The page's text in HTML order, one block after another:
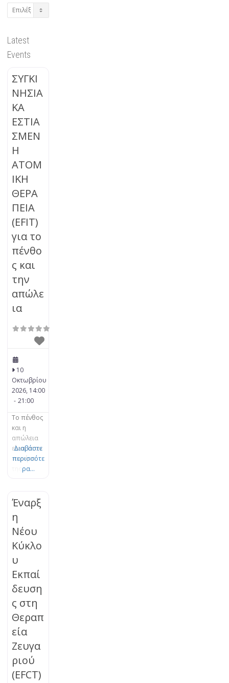
Archives
Latest
Events
ΣΥΓΚΙ
ΝΗΣΙΑ
ΚΑ
ΕΣΤΙΑ
ΣΜΕΝ
Η
ΑΤΟΜ
ΙΚΗ
ΘΕΡΑ
ΠΕΙΑ
(EFIT)
για το
πένθο
ς και
την
απώλε
ια
10
Οκτωβρίου
2026, 14:00
- 21:00
Το πένθος
και η
απώλεια
είναι στον
πυρήνα
Δεσμού.
Το πένθος
είναι μια
φυσική,
οργανική
διεργασία
εξέλιξης
και
γής, η
οποία
μπορεί να
μπλοκαρισ
τεί. Τα
βιώματα
απώλειας
μπορούν
Διαβάστε
περισσότε
ρα...
Έναρξ
η
Νέου
Κύκλο
υ
Εκπαί
δευση
ς στη
Θεραπ
εία
Ζευγα
ριού
(EFCT)